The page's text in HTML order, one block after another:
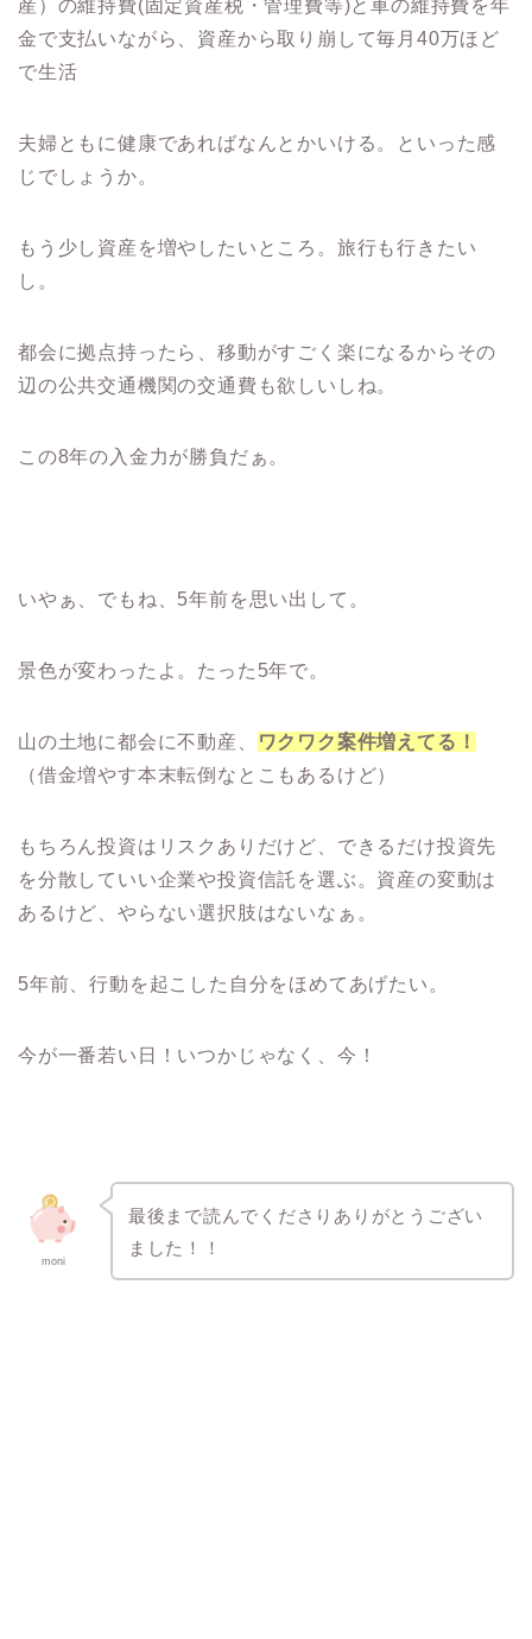
産）の維持費(固定資産税・管理費等)と車の維持費を年
金で支払いながら、資産から取り崩して毎月40万ほど
で生活
夫婦ともに健康であればなんとかいける。といった感
じでしょうか。
もう少し資産を増やしたいところ。旅行も行きたい
し。
都会に拠点持ったら、移動がすごく楽になるからその
辺の公共交通機関の交通費も欲しいしね。
この8年の入金力が勝負だぁ。
いやぁ、でもね、5年前を思い出して。
景色が変わったよ。たった5年で。
山の土地に都会に不動産、
ワクワク案件増えてる！
（借金増やす本末転倒なとこもあるけど）
もちろん投資はリスクありだけど、できるだけ投資先
を分散していい企業や投資信託を選ぶ。資産の変動は
あるけど、やらない選択肢はないなぁ。
5年前、行動を起こした自分をほめてあげたい。
今が一番若い日！いつかじゃなく、今！
moni
最後まで読んでくださりありがとうござい
ました！！